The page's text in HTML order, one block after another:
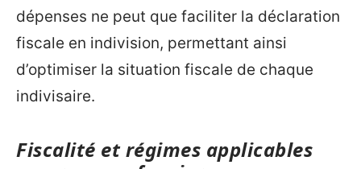
dépenses ne peut que faciliter la déclaration
fiscale en indivision, permettant ainsi
d’optimiser la situation fiscale de chaque
indivisaire.
Fiscalité et régimes applicables